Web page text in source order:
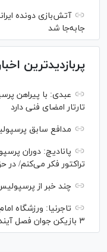
جابه‌جا شد
پربازدیدترین
عبدی: با پیراهن
تارتار امضای فنی دارد
مدافع سابق
پانادیچ: دوران
تراکتور فکر می‌کنم/
چند خبر از
تاجرنیا: ورزشگاه
۳ بازیکن جوان فصل آینده فیکس ترکیب می‌شوند